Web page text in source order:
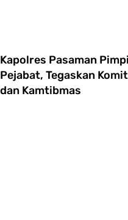
Kapolres Pasaman
Pejabat, Tegaskan
dan Kamtibmas